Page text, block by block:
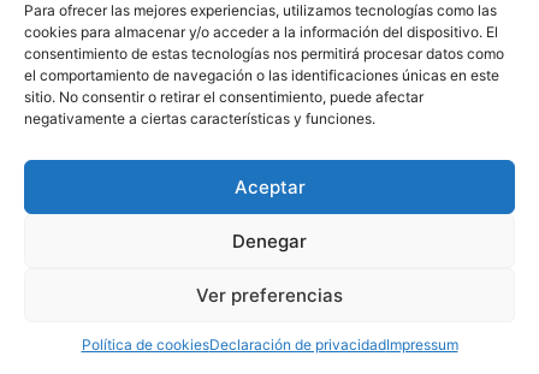
Para ofrecer las mejores experiencias, utilizamos tecnologías como las
cookies para almacenar y/o acceder a la información del dispositivo. El
consentimiento de estas tecnologías nos permitirá procesar datos como
el comportamiento de navegación o las identificaciones únicas en este
sitio. No consentir o retirar el consentimiento, puede afectar
negativamente a ciertas características y funciones.
Aceptar
Denegar
Ver preferencias
Política de cookiesDeclaración de privacidadImpressum
Política de Cookies
Aviso Legal
910 607 564
derechos reservados